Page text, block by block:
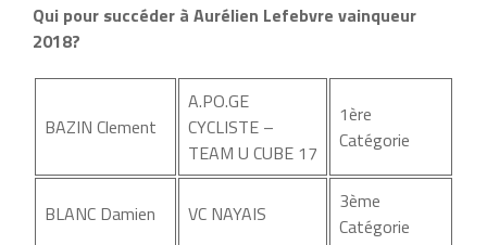
Qui pour succéder à Aurélien Lefebvre vainqueur
2018?
BAZIN Clement
A.PO.GE
CYCLISTE –
TEAM U CUBE 17
1ère
Catégorie
BLANC Damien VC NAYAIS
3ème
Catégorie